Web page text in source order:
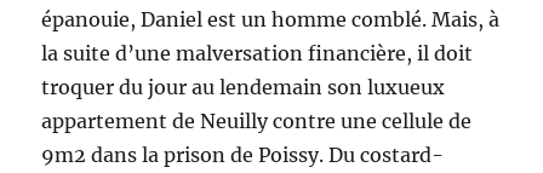
épanouie, Daniel est un homme comblé. Mais, à
la suite d’une malversation financière, il doit
troquer du jour au lendemain son luxueux
appartement de Neuilly contre une cellule de
9m2 dans la prison de Poissy. Du costard-